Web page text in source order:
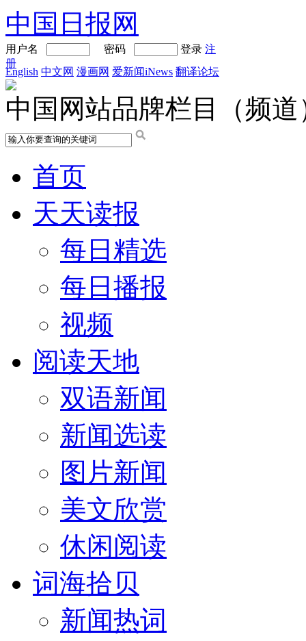
中国日报网
用户名 密码 登录 注
册
English 中文网 漫画网 爱新闻iNews 翻译论坛
中国网站品牌栏目（频道
首页
天天读报
每日精选
每日播报
视频
阅读天地
双语新闻
新闻选读
图片新闻
美文欣赏
休闲阅读
词海拾贝
新闻热词